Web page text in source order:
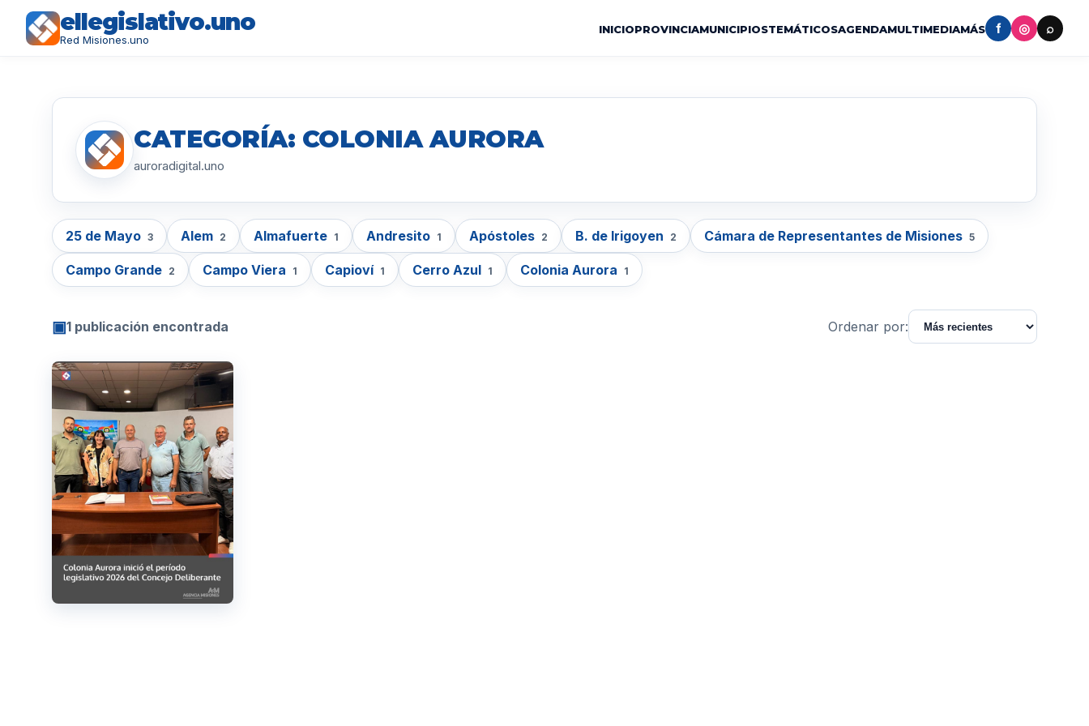
ellegislativo.uno
Red Misiones.uno
INICIOPROVINCIAMUNICIPIOSTEMÁTICOSAGENDAMULTIMEDIAMÁS f ◎ ⌕
CATEGORÍA: COLONIA AURORA
auroradigital.uno
25 de Mayo 3 Alem 2 Almafuerte 1 Andresito 1 Apóstoles 2 B. de Irigoyen 2 Cámara de Representantes de Misiones 5
Campo Grande 2 Campo Viera 1 Capioví 1 Cerro Azul 1 Colonia Aurora 1
▣1 publicación encontrada Ordenar por: